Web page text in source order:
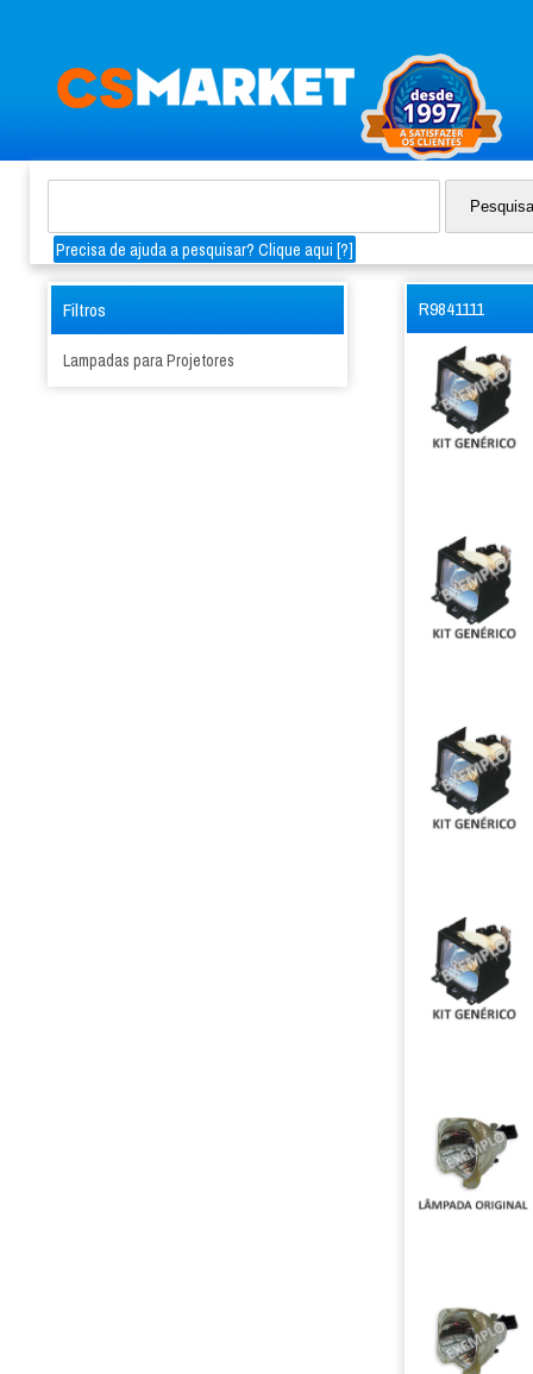
Precisa de ajuda a pesquisar? Clique aqui [?]
Filtros
Lampadas para Projetores
R9841111